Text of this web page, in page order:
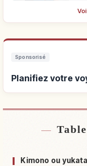
Sponsorisé
Planifiez votre
Kimono ou